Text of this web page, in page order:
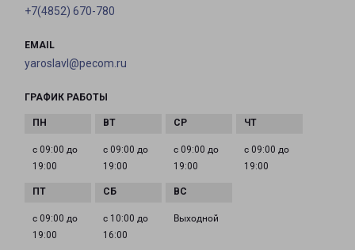
+7(4852) 670-780
EMAIL
yaroslavl@pecom.ru
ГРАФИК РАБОТЫ
с 09:00 до
19:00
с 09:00 до
19:00
с 09:00 до
19:00
с 09:00 до
19:00
с 09:00 до
19:00
с 10:00 до
16:00
Выходной